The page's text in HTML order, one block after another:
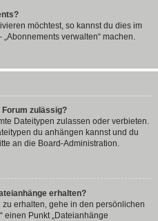
möchtest, so kannst du dies im
verwalten“ machen.
zulässig?
Dateitypen zulassen oder verbieten.
du anhängen kannst und du
an die Board-Administration.
erhalten?
erhalten, gehe in den persönlichen
einen Punkt „Dateianhänge